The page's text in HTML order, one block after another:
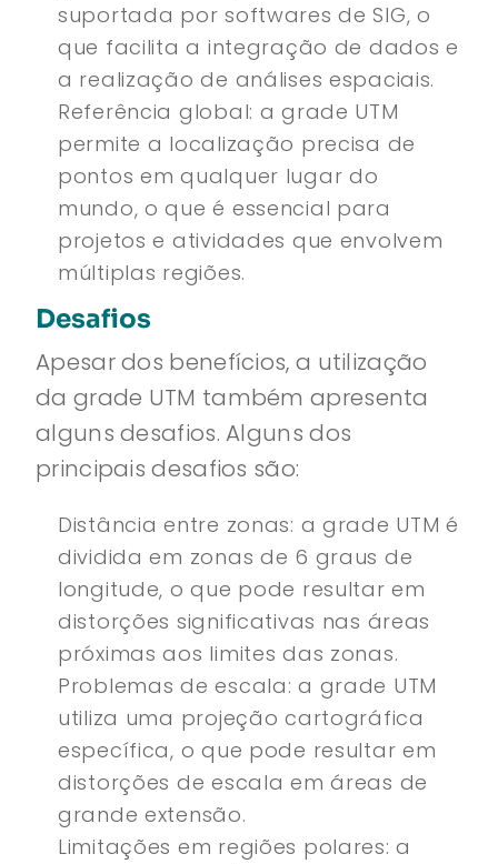
suportada por softwares de SIG, o
que facilita a integração de dados e
a realização de análises espaciais.
Referência global: a grade UTM
permite a localização precisa de
pontos em qualquer lugar do
mundo, o que é essencial para
projetos e atividades que envolvem
múltiplas regiões.
Desafios
Apesar dos benefícios, a utilização
da grade UTM também apresenta
alguns desafios. Alguns dos
principais desafios são:
Distância entre zonas: a grade UTM é
dividida em zonas de 6 graus de
longitude, o que pode resultar em
distorções significativas nas áreas
próximas aos limites das zonas.
Problemas de escala: a grade UTM
utiliza uma projeção cartográfica
específica, o que pode resultar em
distorções de escala em áreas de
grande extensão.
Limitações em regiões polares: a